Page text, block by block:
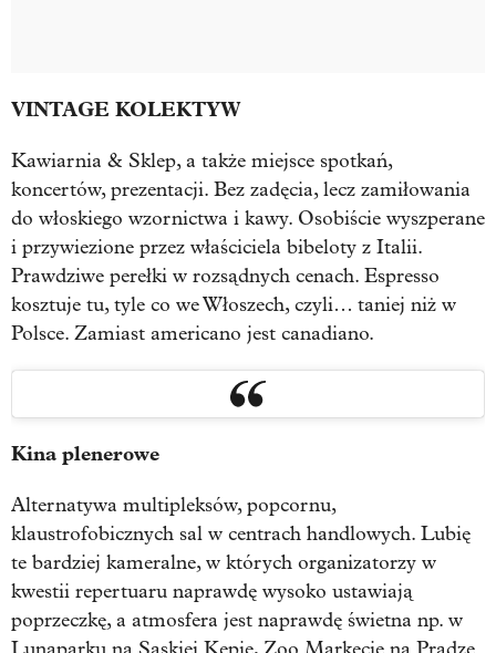
VINTAGE KOLEKTYW
Kawiarnia & Sklep, a także miejsce spotkań,
koncertów, prezentacji. Bez zadęcia, lecz zamiłowania
do włoskiego wzornictwa i kawy. Osobiście wyszperane
i przywiezione przez właściciela bibeloty z Italii.
Prawdziwe perełki w rozsądnych cenach. Espresso
kosztuje tu, tyle co we Włoszech, czyli… taniej niż w
Polsce. Zamiast americano jest canadiano.
Kina plenerowe
Alternatywa multipleksów, popcornu,
klaustrofobicznych sal w centrach handlowych. Lubię
te bardziej kameralne, w których organizatorzy w
kwestii repertuaru naprawdę wysoko ustawiają
poprzeczkę, a atmosfera jest naprawdę świetna np. w